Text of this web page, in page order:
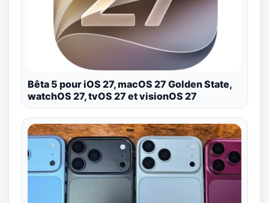
Bêta 5 pour iOS 27, macOS 27 Golden State,
watchOS 27, tvOS 27 et visionOS 27